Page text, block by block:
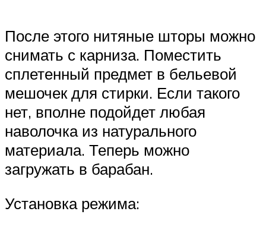
После этого нитяные шторы можно
снимать с карниза. Поместить
сплетенный предмет в бельевой
мешочек для стирки. Если такого
нет, вполне подойдет любая
наволочка из натурального
материала. Теперь можно
загружать в барабан.
Установка режима: